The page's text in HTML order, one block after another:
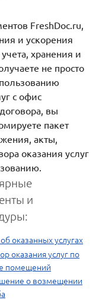
FreshDoc.ru,
и ускорения
хранения и
не просто
с офис
вы
пакет
акты,
оказания услуг
и
оказанных услугах
оказания услуг по
помещений
о возмещении